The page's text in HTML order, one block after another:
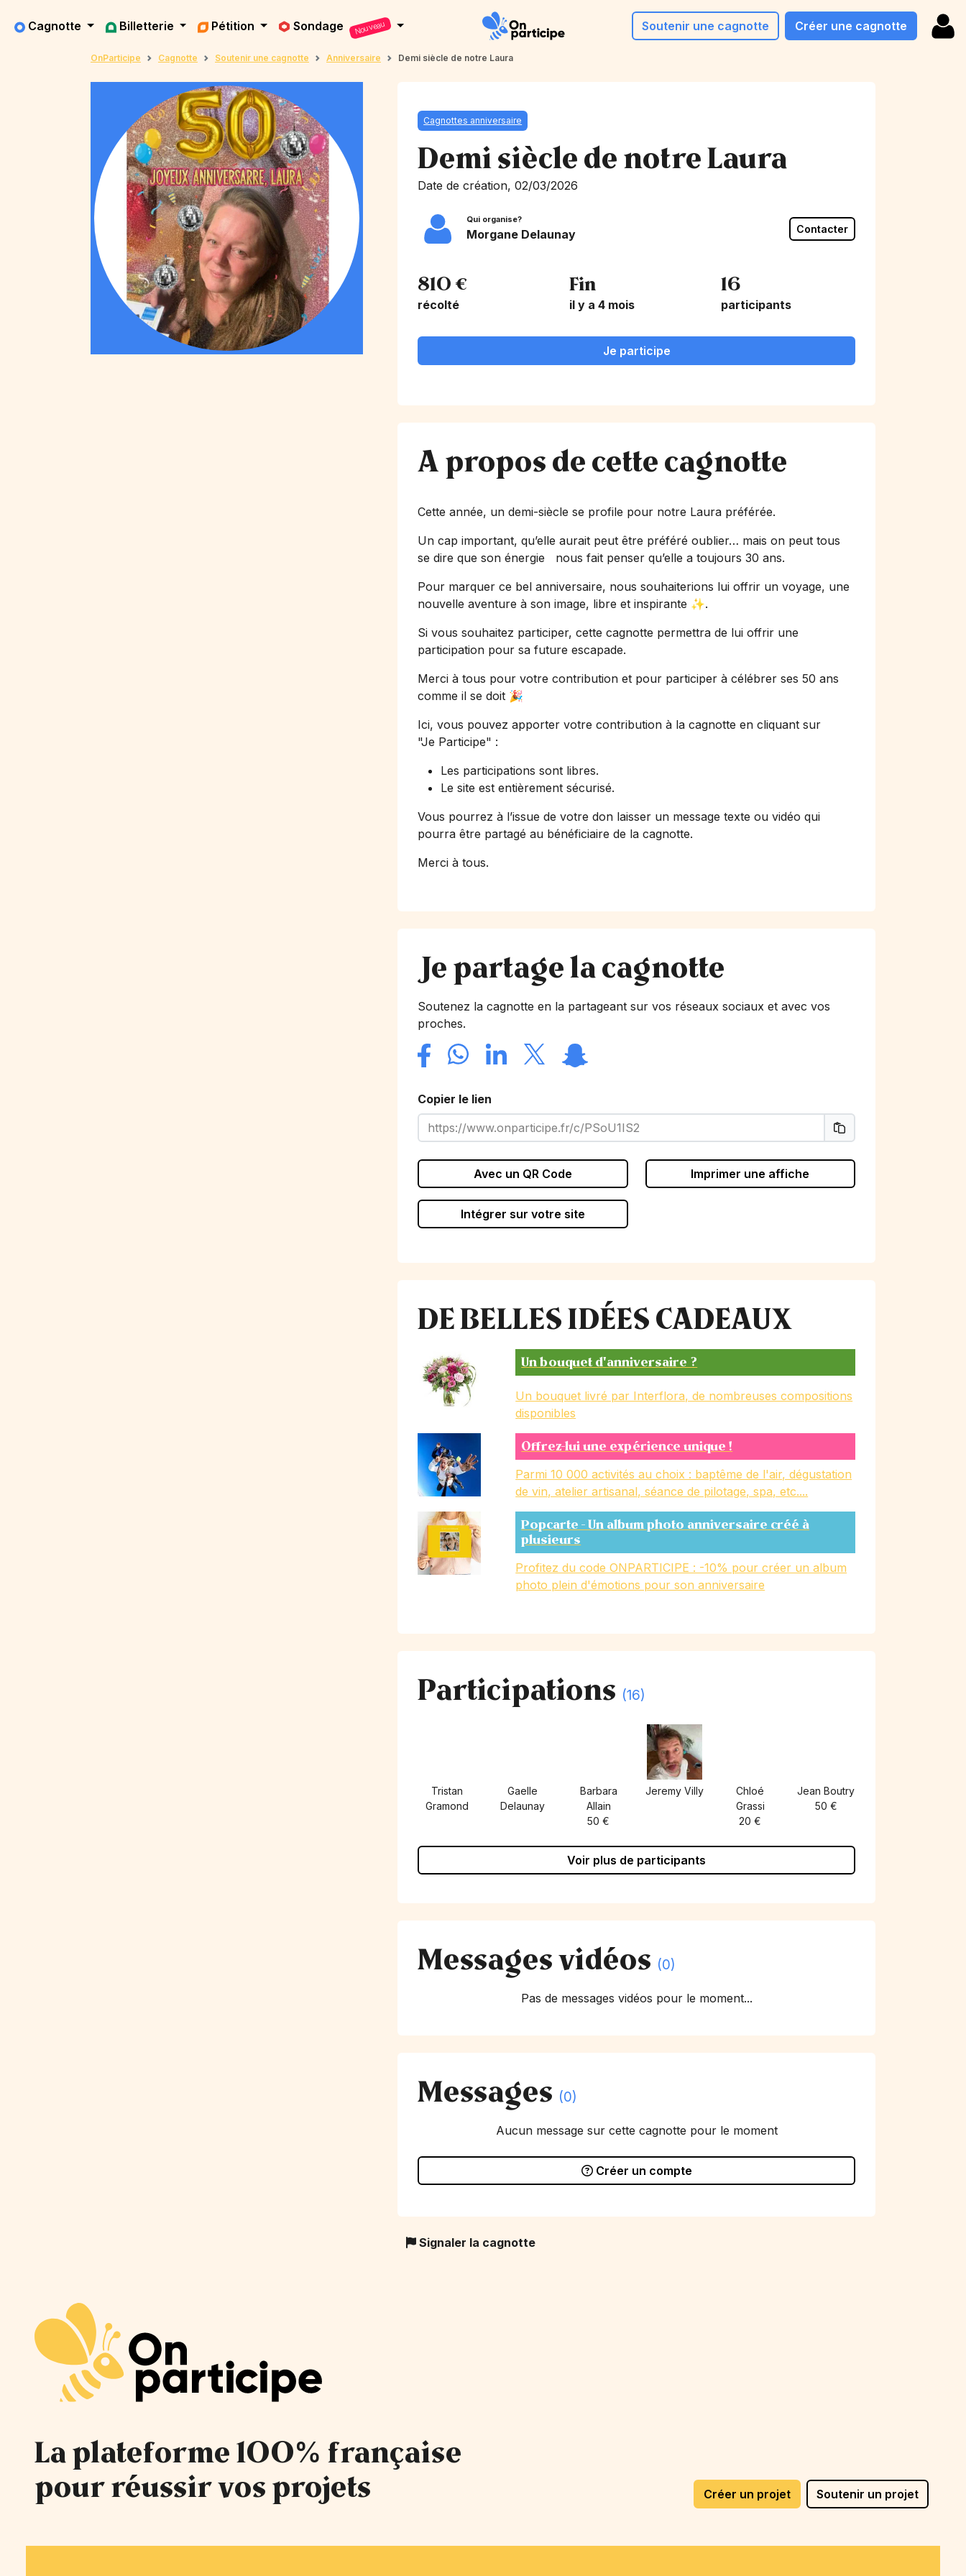
Cagnotte Billetterie Pétition Sondage Nouveau Soutenir une cagnotte Créer une cagnotte
OnParticipe Cagnotte Soutenir une cagnotte Anniversaire Demi siècle de notre Laura
Cagnottes anniversaire
Demi siècle de notre Laura
Date de création, 02/03/2026
Qui organise?
Morgane Delaunay Contacter
810 €
récolté
Fin
il y a 4 mois
16
participants
Je participe
A propos de cette cagnotte
Cette année, un demi-siècle se profile pour notre Laura préférée.
Un cap important, qu’elle aurait peut être préféré oublier… mais on peut tous
se dire que son énergie nous fait penser qu’elle a toujours 30 ans.
Pour marquer ce bel anniversaire, nous souhaiterions lui offrir un voyage, une
nouvelle aventure à son image, libre et inspirante ✨.
Si vous souhaitez participer, cette cagnotte permettra de lui offrir une
participation pour sa future escapade.
Merci à tous pour votre contribution et pour participer à célébrer ses 50 ans
comme il se doit 🎉
Ici, vous pouvez apporter votre contribution à la cagnotte en cliquant sur
"Je Participe" :
Les participations sont libres.
Le site est entièrement sécurisé.
Vous pourrez à l’issue de votre don laisser un message texte ou vidéo qui
pourra être partagé au bénéficiaire de la cagnotte.
Merci à tous.
Je partage la cagnotte
Soutenez la cagnotte en la partageant sur vos réseaux sociaux et avec vos
proches.
Copier le lien
Avec un QR Code Imprimer une affiche
Intégrer sur votre site
DE BELLES IDÉES CADEAUX
Un bouquet d'anniversaire ?
Un bouquet livré par Interflora, de nombreuses compositions
disponibles
Offrez-lui une expérience unique !
Parmi 10 000 activités au choix : baptême de l'air, dégustation
de vin, atelier artisanal, séance de pilotage, spa, etc....
Popcarte - Un album photo anniversaire créé à
plusieurs
Profitez du code ONPARTICIPE : -10% pour créer un album
photo plein d'émotions pour son anniversaire
Participations (16)
Tristan
Gramond
Gaelle
Delaunay
Barbara
Allain
50 €
Jeremy Villy
Chloé
Grassi
20 €
Jean Boutry
50 €
Voir plus de participants
Messages vidéos (0)
Pas de messages vidéos pour le moment...
Messages (0)
Aucun message sur cette cagnotte pour le moment
Créer un compte
Signaler la cagnotte
La plateforme 100% française
pour réussir vos projets
Créer un projet Soutenir un projet